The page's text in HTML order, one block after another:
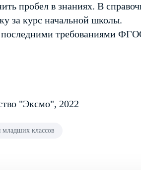
пробел в знаниях. В
за курс начальной школы.
последними требованиями
"Эксмо", 2022
классов